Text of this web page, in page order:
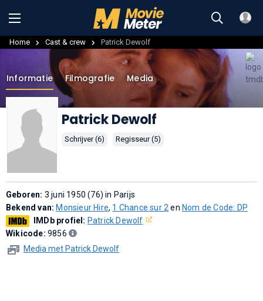
Home Cast & crew Patrick Dewolf
Informatie Filmografie Media
Patrick Dewolf
Schrijver (6) Regisseur (5)
Geboren: 3 juni 1950 (76) in Parijs
Bekend van: Monsieur Hire, 1 Chance sur 2en Nom de Code: DP
IMDb profiel: Patrick Dewolf
Wikicode: 9856
Media met Patrick Dewolf